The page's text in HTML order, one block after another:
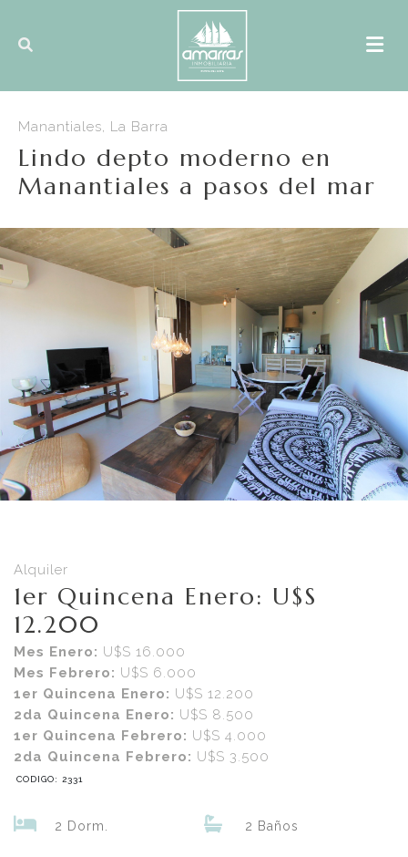
Manantiales, La Barra
Lindo depto moderno en
Manantiales a pasos del mar
Alquiler
1er Quincena Enero: U$S
12.200
Mes Enero: U$S 16.000
Mes Febrero: U$S 6.000
1er Quincena Enero: U$S 12.200
2da Quincena Enero: U$S 8.500
1er Quincena Febrero: U$S 4.000
2da Quincena Febrero: U$S 3.500
CODIGO: 2331
2 Dorm. 2 Baños